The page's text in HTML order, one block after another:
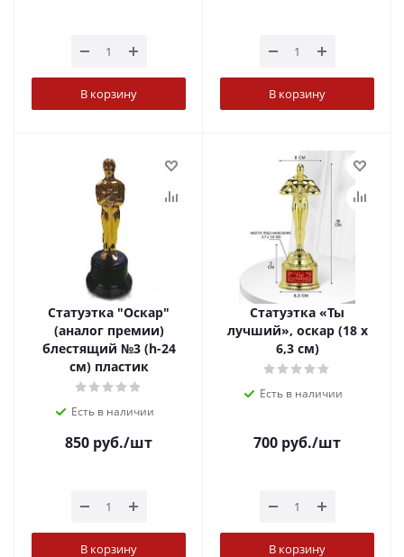
В корзину В корзину
Статуэтка "Оскар"
(аналог премии)
блестящий №3 (h-24
см) пластик
Есть в наличии
850 руб./шт
В корзину
Статуэтка «Ты
лучший», оскар (18 х
6,3 см)
Есть в наличии
700 руб./шт
В корзину